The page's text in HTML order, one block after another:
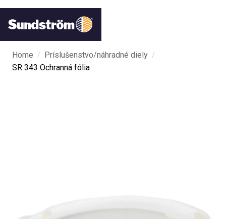
Home / Príslušenstvo/náhradné diely /
SR 343 Ochranná fólia